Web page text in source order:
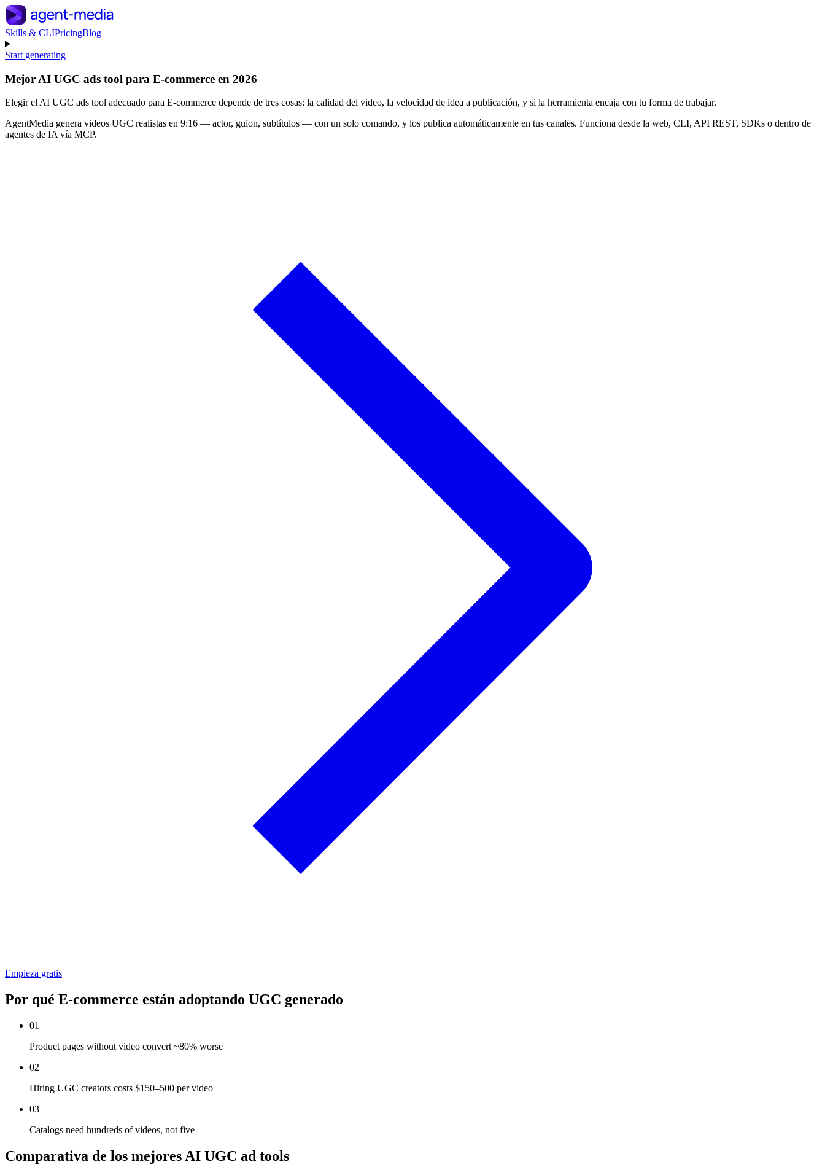
Skills & CLIPricingBlog
Start generating
Mejor AI UGC ads tool para E-commerce en 2026
Elegir el AI UGC ads tool adecuado para E-commerce depende de tres cosas: la calidad del video, la velocidad de idea a publicación, y si la herramienta encaja con tu forma de trabajar.
AgentMedia genera videos UGC realistas en 9:16 — actor, guion, subtítulos — con un solo comando, y los publica automáticamente en tus canales. Funciona desde la web, CLI, API REST, SDKs o dentro de
agentes de IA vía MCP.
Empieza gratis
Por qué E-commerce están adoptando UGC generado
01
Product pages without video convert ~80% worse
02
Hiring UGC creators costs $150–500 per video
03
Catalogs need hundreds of videos, not five
Comparativa de los mejores AI UGC ad tools